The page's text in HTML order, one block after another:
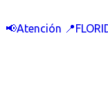
📢Atención